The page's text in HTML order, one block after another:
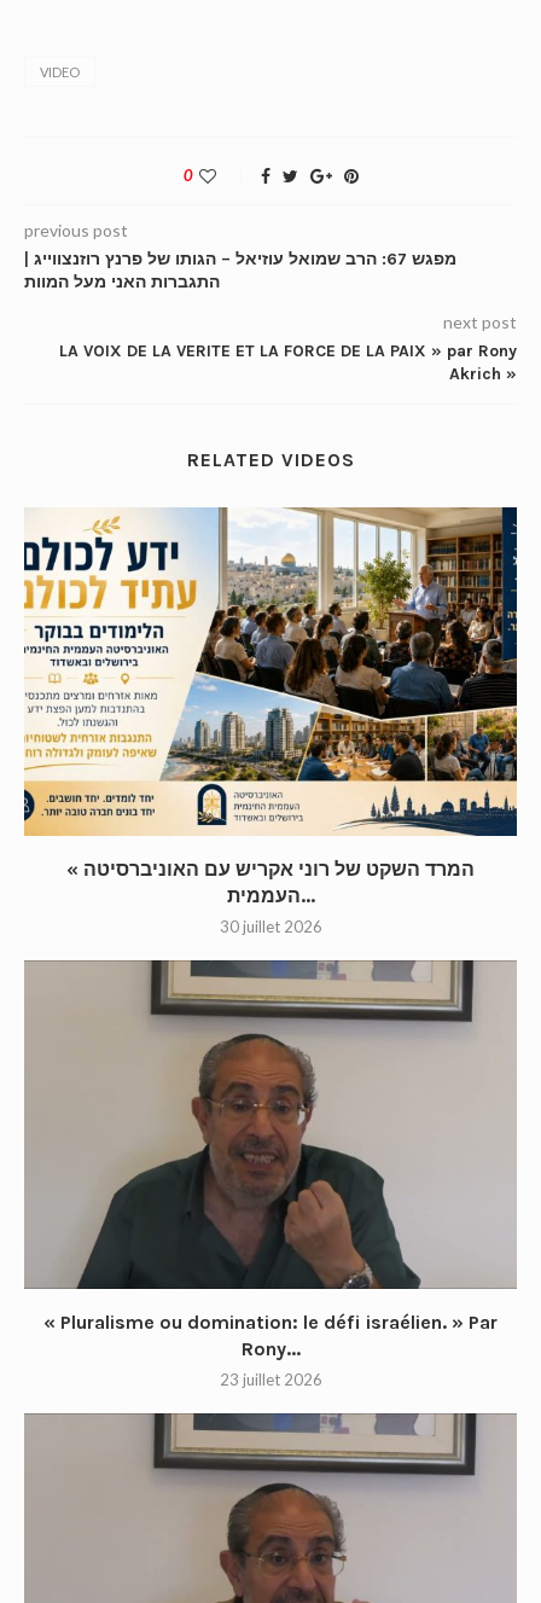
VIDEO
0
previous post
מפגש 67: הרב שמואל עוזיאל – הגותו של פרנץ רוזנצווייג |
התגברות האני מעל המוות
next post
LA VOIX DE LA VERITE ET LA FORCE DE LA PAIX » par Rony
Akrich »
RELATED VIDEOS
« המרד השקט של רוני אקריש עם האוניברסיטה
העממית...
30 juillet 2026
« Pluralisme ou domination: le défi israélien. » Par
Rony...
23 juillet 2026